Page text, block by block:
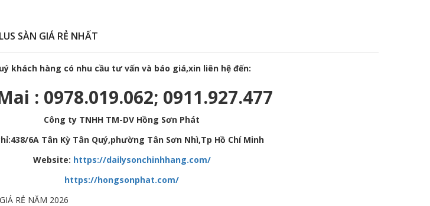
SÀN GIÁ RẺ NHẤT
khách hàng có nhu cầu tư vấn và báo giá,xin liên hệ đến:
: 0978.019.062; 0911.927.477
Công ty TNHH TM-DV Hồng Sơn Phát
6A Tân Kỳ Tân Quý,phường Tân Sơn Nhì,Tp Hồ Chí Minh
Website: https://dailysonchinhhang.com/
https://hongsonphat.com/
RẺ NĂM 2026